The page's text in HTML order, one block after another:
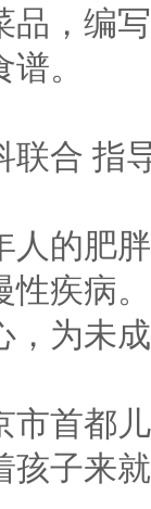
品，编
。
联合指
人的肥
性疾病
，为未
市首都
孩子来